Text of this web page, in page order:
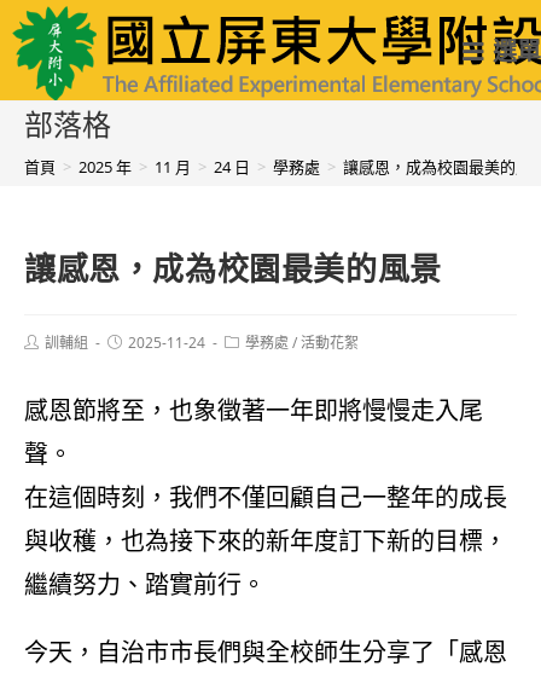
跳
轉
至
國立屏東大學附設實驗國民小學 選單
部落格
首頁 > 2025 年 > 11 月 > 24 日 > 學務處 > 讓感恩，成為校園最美的風
讓感恩，成為校園最美的風景
Post訓輔組
Post2025-11-24
Post學務處 /活動花絮
感恩節將至，也象徵著一年即將慢慢走入尾
聲。
在這個時刻，我們不僅回顧自己一整年的成長
與收穫，也為接下來的新年度訂下新的目標，
繼續努力、踏實前行。
今天，自治市市長們與全校師生分享了「感恩